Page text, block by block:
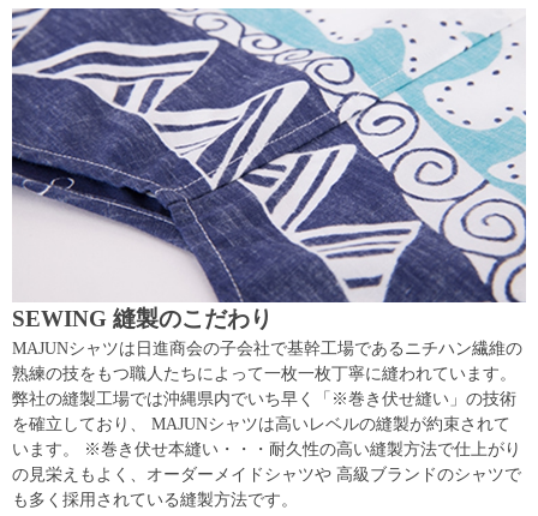
SEWING 縫製のこだわり
MAJUNシャツは日進商会の子会社で基幹工場であるニチハン繊維の
熟練の技をもつ職人たちによって一枚一枚丁寧に縫われています。
弊社の縫製工場では沖縄県内でいち早く「※巻き伏せ縫い」の技術
を確立しており、 MAJUNシャツは高いレベルの縫製が約束されて
います。 ※巻き伏せ本縫い・・・耐久性の高い縫製方法で仕上がり
の見栄えもよく、オーダーメイドシャツや 高級ブランドのシャツで
も多く採用されている縫製方法です。